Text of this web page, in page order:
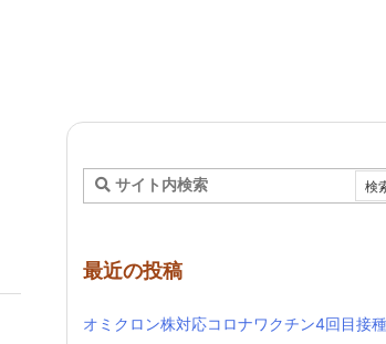
最近の投稿
オミクロン株対応コロナワクチン4回目接